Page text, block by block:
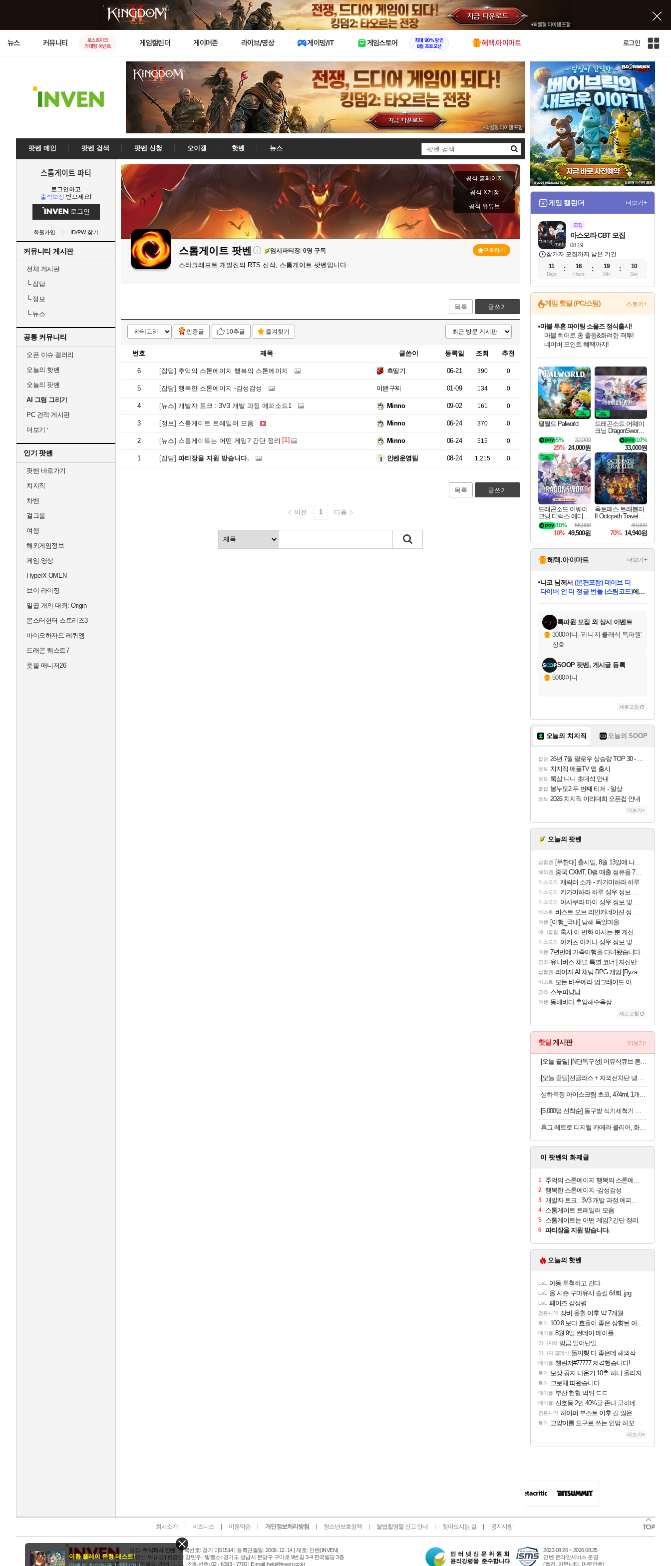
X
뉴스 커뮤니티
로스트아크
기대평 이벤트
게임캘린더 게이머존 라이브/영상 게이밍/IT 게임스토어
최대 90% 할인
8월 프로모션
혜택.아이마트 로그인
인
사
이
트
맵
팟벤 메인 팟벤 검색 팟벤 신청 오이갤 핫벤
뉴스
검
색
스톰게이트 파티
로그인하고
출석보상 받으세요!
로그인
회원가입 ID/PW 찾기
커뮤니티 게시판
전체 게시판
└잡담
└정보
└뉴스
공통 커뮤니티
오픈 이슈 갤러리
오늘의 핫벤
오늘의 팟벤
AI 그림 그리기
PC 견적 게시판
더보기
인기 팟벤
팟벤 바로가기
치지직
차벤
걸그룹
여행
해외게임정보
게임 영상
HyperX OMEN
브이 라이징
일곱 개의 대죄: Origin
몬스터헌터 스토리즈3
바이오하자드 레퀴엠
드래곤 퀘스트7
풋볼 매니저26
공식 홈페이지
공식 X계정
공식 유튜브
스톰게이트 팟벤 임시파티장 0명 구독
스타크래프트 개발진의 RTS 신작, 스톰게이트 팟벤입니다.
구독하기
목록 글쓰기
인증글 10추글 즐겨찾기
번호 제목 글쓴이 등록일 조회 추천
6 [잡담] 추억의 스톤에이지 행복의 스톤에이지 흑딸기 06-21 390 0
5 [잡담] 행복한 스톤에이지 -감성감성 이쁜구찌 01-09 134 0
4 [뉴스] 개발자 토크 : 3V3 개발 과정 에피소드1 Minno 09-02 161 0
3 [정보] 스톰게이트 트레일러 모음 Minno 06-24 370 0
2 [뉴스] 스톰게이트는 어떤 게임? 간단 정리 [1] Minno 06-24 515 0
1 [잡담] 파티장을 지원 받습니다. 인벤운영팀 08-24 1,215 0
목록 글쓰기
이전 1 다음
게임 캘린더 더보기+
모집
08.19
아스오라 CBT 모집
참가자 모집까지 남은 기간
11
Days
16
Hours
19
Min
09
Sec
게임 핫딜 (PC/스팀) 스토어+
최대 90% 할인가를 만나보세요!
네이버혜택과 함께 만나보세요!
50%할인&추가 적립까지!
마블 투혼 파이팅 소울즈 정식출시!
마블 히어로 총 출동&화려한 격투!
네이버 포인트 혜택까지!
이니&베니 혜택까지!
네이버 혜택가와 함께 예약하세요!
할인&네이버혜택으로 만나보세요!
네이버페이 혜택과 만나보세요!
40주년 프로모션으로 만나보세요!
할인가에 만나보세요!
일부 에디션 상시 할인!
혜택으로 예약 판매 중
편안하게 충전하세요
팰월드 Palworld
32,000
5%
25% 24,000원
드래곤소드 어웨이
크닝 DragonSword A
10%
33,000원
드래곤소드 어웨이
크닝 디럭스 에디션
DragonSword Awake
ning Deluxe Edition
55,000
10%
10% 49,500원
옥토패스 트래블러
II Octopath Traveler I
49,800
70% 14,940원
혜택.아이마트 더보기+
교환.
당첨되셨습니다.
니코님께서 (본편포함) 데이브 더
다이버 인 더 정글 번들 (스팀코드)에
당첨되셨습니다.
당첨되셨습니다.
당첨되셨습니다.
당첨되셨습니다.
당첨되셨습니다.
에디션 (스팀코드)를 교환.
당첨되셨습니다.
특파원 모집 외 상시 이벤트
3000이니 ·'리니지 클래식 특파원'
칭호
SOOP 팟벤, 게시글 등록
5000이니
새로고침
오늘의 치지직 오늘의 SOOP
잡담 26년 7월 팔로우 상승량 TOP 30 - 월간 치지직
정보 치지직 애플TV 앱 출시
정보 룩삼 니니 초대석 안내
클립 봉누도2 두 번째 티저 - 일상
정보 2026 치지직 이리대회 오픈컵 안내
더보기+
오늘의 팟벤
섭컬겜 [무한대] 출시일, 8월 13일에 나오나
해외겜 중국 CXMT, D램 매출 점유율 7%…글로벌 4위로 부상
아스오라 캐릭터 소개 - 카가미하라 하루
아스오라 카가미하라 하루 성우 정보 및 주요 필모
아스오라 아사쿠라 마이 성우 정보 및 주요 필모
비스트 비스트 오브 리인카네이션 정보/공략글 모음
여행 [여행_국내] 남해 독일마을
애니클립 혹시 이 만화 아시는 분 계신가요
아스오라 아키츠 아키나 성우 정보 및 주요 필모
여행 7년만에 가족여행을 다녀왔습니다.
명조 유니버스 채널 특별 코너 | 자신만의 스타일
섭컬겜 라이자 AI 채팅 RPG 게임 [RyzaChat: AI] 공개
비스트 모든 바우에라 업그레이드 아이템 획득 위치 공략 (89개)
명조 스누피냥님
여행 동해바다 추암해수욕장
새로고침
핫딜 게시판 더보기+
[오늘 끝딜] [N단독구성] 이유식큐브 튼튼이 웨이브킵 나눔용기 1700ml 3칸 4P + 290ml 4P
[오늘 끝딜]선글라스 + 자외선차단 냉감원단 스포츠 쿨 마스크 화이트 1매입
상하목장 아이스크림 초코, 474ml, 1개 + 프로즌 그릭요거트, 350ml, 3종 + 바이오 요거트 파르페, 220ml, 4개
[5,000명 선착순] 동구밭 식기세척기 세제 240g x 2개
휴그 레트로 디지털 카메라 클리어, 화이트
이 팟벤의 화제글
1 추억의 스톤에이지 행복의 스톤에이지
2 행복한 스톤에이지 -감성감성
3 개발자 토크 : 3V3 개발 과정 에피소드1
4 스톰게이트 트레일러 모음
5 스톰게이트는 어떤 게임? 간단 정리
6 파티장을 지원 받습니다.
오늘의 핫벤
LoL 야동 투척하고 간다
LoL 올 시즌 구마유시 솔킬 64회..jpg
LoL 페이즈 감상평
검은사막 장비 올환 이후 약 7개월
로아 100:8 보다 효율이 좋은 상향된 아제나 ㄷㄷ
메이플 8월 9일 썬데이 메이플
리니지M 방금 일어난일
리니지 클래식 똘끼형 다 좋은데 해외작업장 도와주는 짓은 좀 아니지않냐?
메이플 챌린저#77777 저격했습니다!
로아 보상 공지 나온거 10추 하니 올리자
로아 크로체 따왔습니다
메이플 부산 헌혈 먹튀 ㄷㄷ..
메이플 신호등 2인 40%글 존나 긁히네 씨발
검은사막 하이퍼 부스트 이후 길 잃은 뉴비분들!
로아 고양이를 도구로 쓰는 인방 하꼬 스트리머 박제합니다.
더보기+
회사소개 비즈니스 이용약관 개인정보처리방침 청소년보호정책 불법촬영물 신고 안내 찾아오시는 길 공지사항
명칭: 주식회사 인벤 | 등록번호: 경기 아51514 | 등록연월일: 2009. 12. 14 | 제호: 인벤 (INVEN)
발행인: 박규상 | 편집인: 강민우 | 발행소: 경기도 성남시 분당구 구미로 9번길 3-4 한국빌딩 3층
발행연월일: 2004 11. 11 |
전화번호: 02 - 6393 - 7700 | E-mail: help@inven.co.kr
터
2023.08.26 ~ 2026.08.25
인벤 온라인서비스 운영
(웹진, 커뮤니티, 마켓인벤)
이환 플레이 유형 테스트!